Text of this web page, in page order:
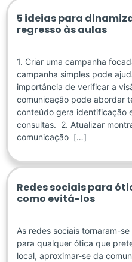
5 ideias para
regresso às aulas
1. Criar uma campanha
campanha simples pode
importância de verificar a
comunicação pode abordar
conteúdo gera identificação
consultas. 2. Atualizar
comunicação […]
Redes sociais para
como evitá-los
As redes sociais tornaram-
para qualquer ótica que
local, aproximar-se da